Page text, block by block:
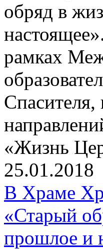
обряд в
рамках
«Жизнь
25.01.2018
В Храме
«Старый
прошлое и